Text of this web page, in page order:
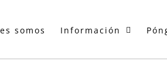
somos Información